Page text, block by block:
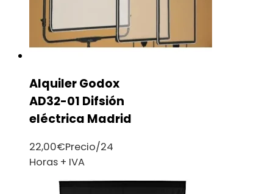
Alquiler Godox
AD32-01 Difsión
eléctrica Madrid
22,00€Precio/24
Horas + IVA